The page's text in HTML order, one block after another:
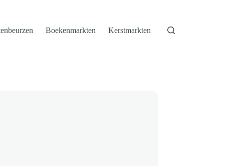
Boekenmarkten Kerstmarkten